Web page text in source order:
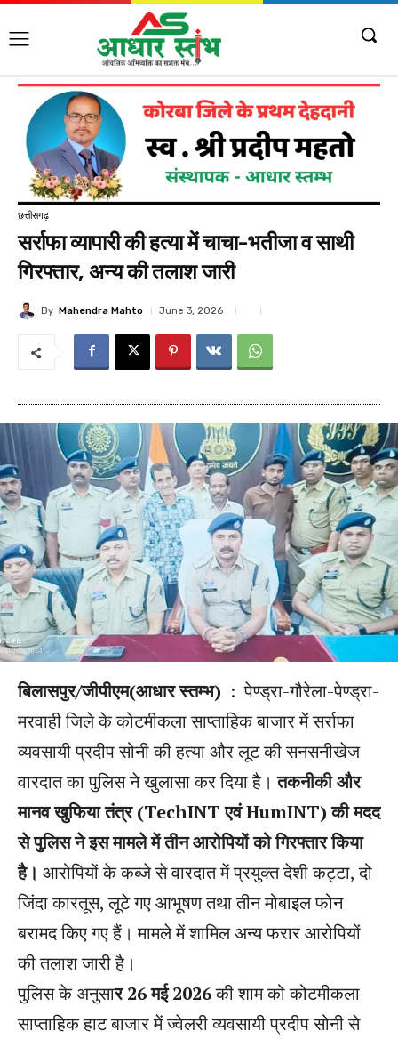
छत्तीसगढ़
सर्राफा व्यापारी की हत्या में चाचा-भतीजा व साथी
गिरफ्तार, अन्य की तलाश जारी
By Mahendra Mahto June 3, 2026
बिलासपुर/जीपीएम(आधार स्तम्भ) : पेण्ड्रा-गौरेला-पेण्ड्रा-
मरवाही जिले के कोटमीकला साप्ताहिक बाजार में सर्राफा
व्यवसायी प्रदीप सोनी की हत्या और लूट की सनसनीखेज
वारदात का पुलिस ने खुलासा कर दिया है।तकनीकी और
मानव खुफिया तंत्र (TechINT एवं HumINT) की मदद
से पुलिस ने इस मामले में तीन आरोपियों को गिरफ्तार किया
है। आरोपियों के कब्जे से वारदात में प्रयुक्त देशी कट्टा, दो
जिंदा कारतूस, लूटे गए आभूषण तथा तीन मोबाइल फोन
बरामद किए गए हैं। मामले में शामिल अन्य फरार आरोपियों
की तलाश जारी है।
पुलिस के अनुसार 26 मई 2026की शाम को कोटमीकला
साप्ताहिक हाट बाजार में ज्वेलरी व्यवसायी प्रदीप सोनी से